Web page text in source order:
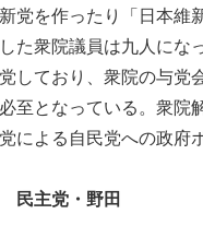
党を作ったり「日本維
た衆院議員は九人にな
しており、衆院の与党
至となっている。衆院
による自民党への政府
民主党・野田